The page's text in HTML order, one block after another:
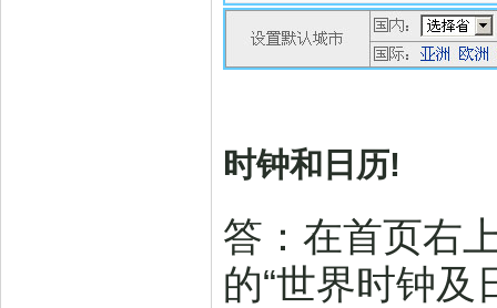
时钟和日历!
答：在首页右
的“世界时钟及